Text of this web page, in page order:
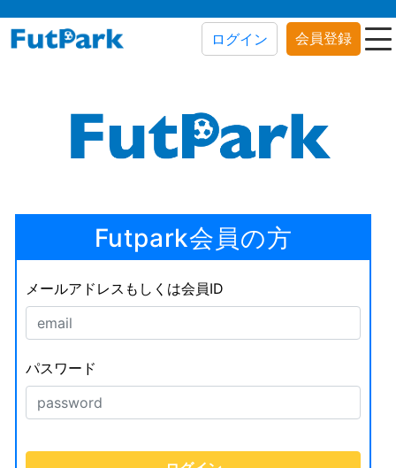
ログイン 会員登録
Futpark会員の方
メールアドレスもしくは会員ID
パスワード